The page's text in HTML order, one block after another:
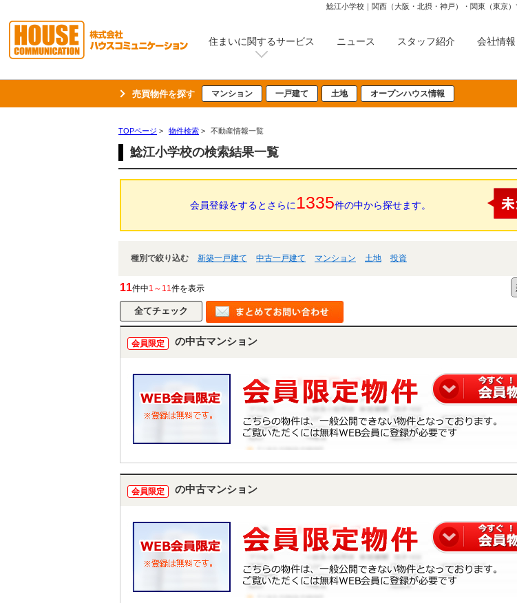
鯰江小学校｜関西（大阪・北摂・神戸）・関東（東京
住まいに関するサービス ニュース スタッフ紹介 会社情報
売買物件を探す マンション 一戸建て 土地 オープンハウス情報
TOPページ > 物件検索 > 不動産情報一覧
鯰江小学校の検索結果一覧
会員登録をするとさらに 1335件の中から探せます。
種別で絞り込む 新築一戸建て 中古一戸建て マンション 土地 投資
11件中1～11件を表示
会員限定 の中古マンション
会員限定 の中古マンション